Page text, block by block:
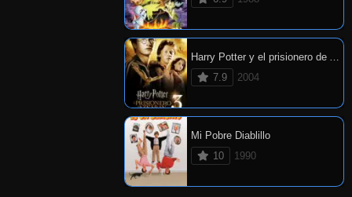
Harry Potter y el prisionero de Azkaban
7.9
2004
Mi Pobre Diablillo
10
1990